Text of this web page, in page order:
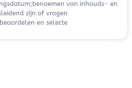
van inhouds- en
zijn of vragen
en selecte